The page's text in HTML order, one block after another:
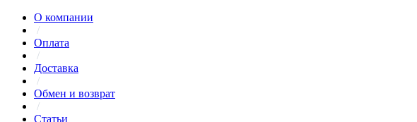
О компании
/
Оплата
/
Доставка
/
Обмен и возврат
/
Статьи